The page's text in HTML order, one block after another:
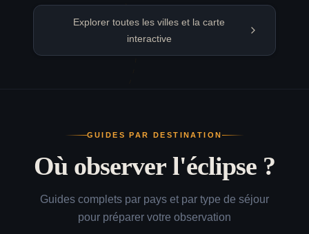
Explorer toutes les villes et la carte
interactive
GUIDES PAR DESTINATION
Où observer l'éclipse ?
Guides complets par pays et par type de séjour
pour préparer votre observation